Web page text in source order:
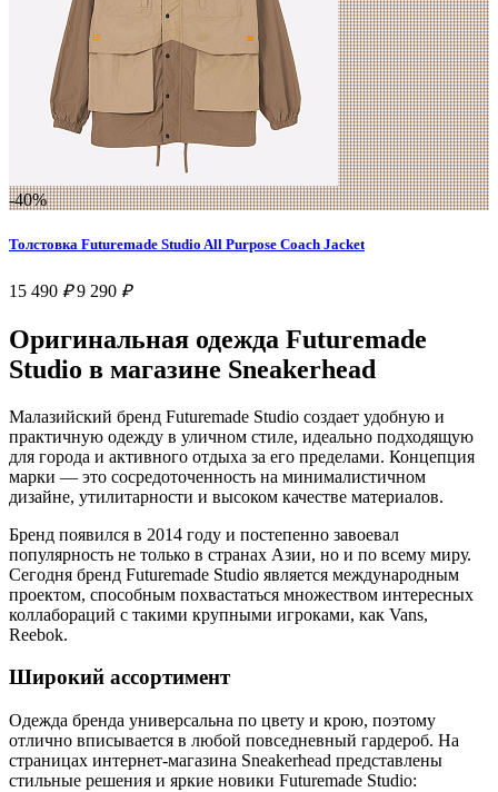
-40%
Толстовка Futuremade Studio All Purpose Coach Jacket
15 490 ₽ 9 290 ₽
Оригинальная одежда Futuremade
Studio в магазине Sneakerhead
Малазийский бренд Futuremade Studio создает удобную и
практичную одежду в уличном стиле, идеально подходящую
для города и активного отдыха за его пределами. Концепция
марки — это сосредоточенность на минималистичном
дизайне, утилитарности и высоком качестве материалов.
Бренд появился в 2014 году и постепенно завоевал
популярность не только в странах Азии, но и по всему миру.
Сегодня бренд Futuremade Studio является международным
проектом, способным похвастаться множеством интересных
коллабораций с такими крупными игроками, как Vans,
Reebok.
Широкий ассортимент
Одежда бренда универсальна по цвету и крою, поэтому
отлично вписывается в любой повседневный гардероб. На
страницах интернет-магазина Sneakerhead представлены
стильные решения и яркие новики Futuremade Studio: